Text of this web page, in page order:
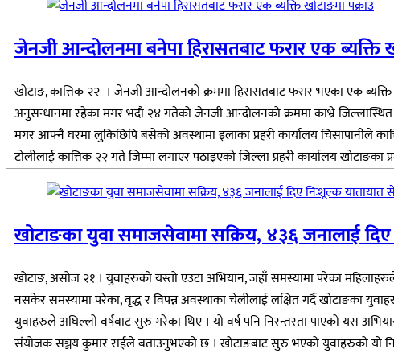
जेनजी आन्दोलनमा बनेपा हिरासतबाट फरार एक ब्यक्ति
खोटाङ, कात्तिक २२ । जेनजी आन्दोलनको क्रममा हिरासतबाट फरार भएका एक ब्यक्ति
अनुसन्धानमा रहेका मगर भदौ २४ गतेको जेनजी आन्दोलनको क्रममा काभ्रे जिल्लास्थित
मगर आफ्नै घरमा लुकिछिपि बसेको अवस्थामा इलाका प्रहरी कार्यालय चिसापानीले
टोलीलाई कात्तिक २२ गते जिम्मा लगाएर पठाइएको जिल्ला प्रहरी कार्यालय
खोटाङका युवा समाजसेवामा सक्रिय, ४३६ जनालाई
खोटाङ, असोज २१ । युवाहरुको यस्तो एउटा अभियान, जहाँ समस्यामा परेका
नसकेर समस्यामा परेका, वृद्ध र विपन्न अवस्थाका चेलीलाई लक्षित गर्दै खोटाङका
युवाहरुले अघिल्लो वर्षबाट सुरु गरेका थिए । यो वर्ष पनि निरन्तरता पाएको यस
संयोजक सञ्जय कुमार राईले बताउनुभएको छ । खोटाङबाट सुरु भएको युवाहरुको यो